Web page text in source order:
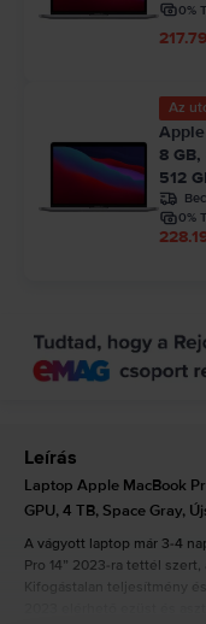
0%
Az
8 GB,
512
0%
Leírás
Laptop Apple MacBook
GPU, 4 TB, Space Gray,
A vágyott laptop már 3-4
Pro 14” 2023-ra tettél
Kifogástalan teljesítmény